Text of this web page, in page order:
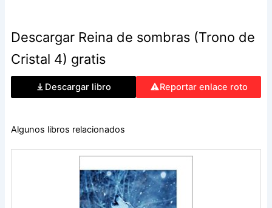
Descargar Reina de sombras (Trono de
Cristal 4) gratis
Descargar libro Reportar enlace roto
Algunos libros relacionados